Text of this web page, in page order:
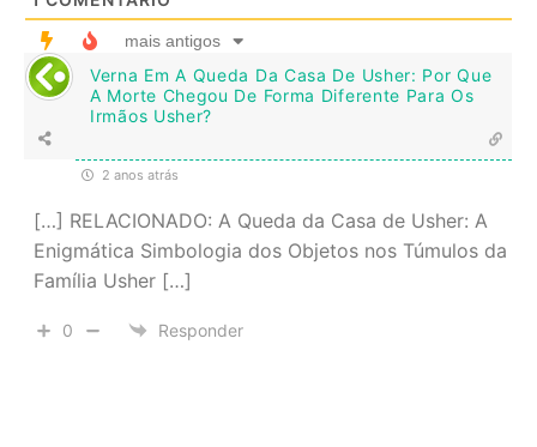
mais antigos
Verna Em A Queda Da Casa De Usher: Por Que
A Morte Chegou De Forma Diferente Para Os
Irmãos Usher?
2 anos atrás
[…] RELACIONADO: A Queda da Casa de Usher: A
Enigmática Simbologia dos Objetos nos Túmulos da
Família Usher […]
0 Responder